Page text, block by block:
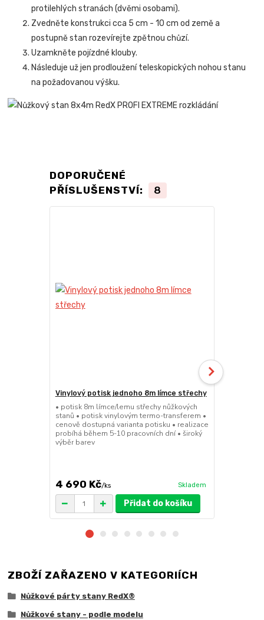
protilehlých stranách (dvěmi osobami).
Zvedněte konstrukci cca 5 cm - 10 cm od země a
postupně stan rozevírejte zpětnou chůzí.
Uzamkněte pojízdné klouby.
Následuje už jen prodloužení teleskopických nohou stanu
na požadovanou výšku.
DOPORUČENÉ
PŘÍSLUŠENSTVÍ:
8
Vinylový potisk jednoho 8m límce střechy
• potisk 8m límce/lemu střechy nůžkových
stanů • potisk vinylovým termo-transferem •
cenově dostupná varianta potisku • realizace
probíhá během 5-10 pracovních dní • široký
výběr barev
4 690 Kč/ks Skladem
Přidat do košíku
ZBOŽÍ ZAŘAZENO V KATEGORIÍCH
Nůžkové párty stany RedX®
Nůžkové stany - podle modelu